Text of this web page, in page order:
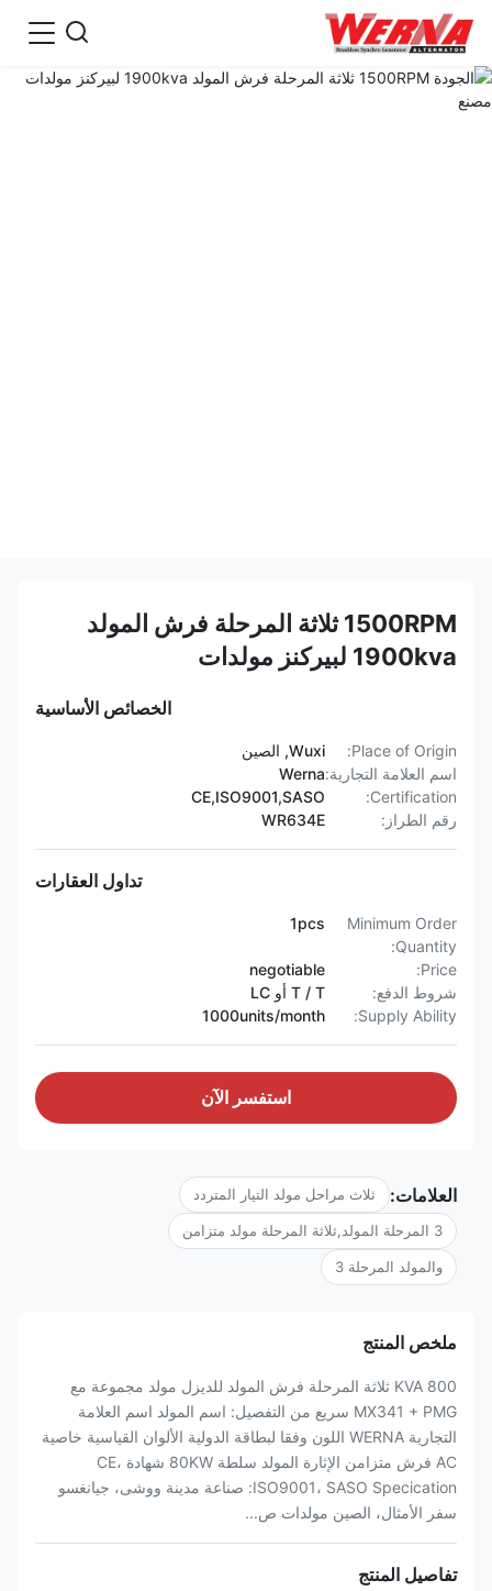
1500RPM ثلاثة المرحلة فرش المولد
1900kva لبيركنز مولدات
الخصائص الأساسية
Place of Origin:
Wuxi, الصين
اسم العلامة التجارية:Werna
Certification:
CE,ISO9001,SASO
رقم الطراز:
WR634E
تداول العقارات
Minimum Order
Quantity:
1pcs
Price:
negotiable
شروط الدفع:
T / T أو LC
Supply Ability:
1000units/month
استفسر الآن
العلامات: ثلاث مراحل مولد التيار المتردد
3 المرحلة المولد,ثلاثة المرحلة مولد متزامن
والمولد المرحلة 3
ملخص المنتج
800 KVA ثلاثة المرحلة فرش المولد للديزل مولد مجموعة مع
MX341 + PMG سريع من التفصيل: اسم المولد اسم العلامة
التجارية WERNA اللون وفقا لبطاقة الدولية الألوان القياسية خاصية
AC فرش متزامن الإثارة المولد سلطة 80KW شهادة CE،
ISO9001، SASO Specication: صناعة مدينة ووشى، جيانغسو
سفر الأمثال، الصين مولدات ص...
تفاصيل المنتج